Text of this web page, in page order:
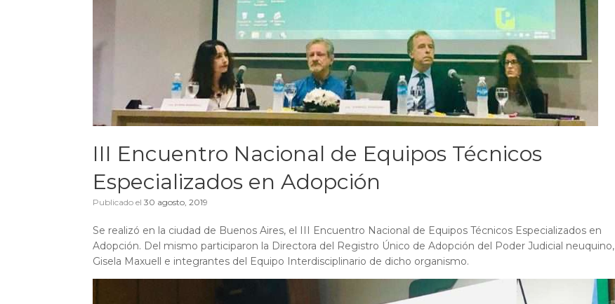
III Encuentro Nacional de Equipos Técnicos
Especializados en Adopción
Publicado el 30 agosto, 2019
Se realizó en la ciudad de Buenos Aires, el III Encuentro Nacional de Equipos Técnicos Especializados en
Adopción. Del mismo participaron la Directora del Registro Único de Adopción del Poder Judicial neuquino,
Gisela Maxuell e integrantes del Equipo Interdisciplinario de dicho organismo.